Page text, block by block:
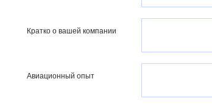
Кратко о вашей компании
Авиационный опыт